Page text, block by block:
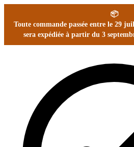
📦
Toute commande passée entre le 29
sera expédiée à partir du 3